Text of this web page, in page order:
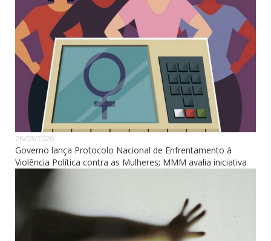
26/03/2026
Governo lança Protocolo Nacional de Enfrentamento à
Violência Política contra as Mulheres; MMM avalia iniciativa